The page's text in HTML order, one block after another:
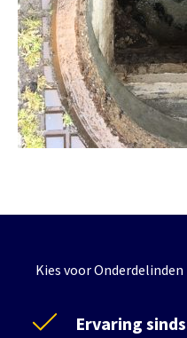
Kies voor
Ervaring